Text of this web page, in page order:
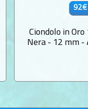
92€
Ciondolo in Oro
Nera - 12 mm -